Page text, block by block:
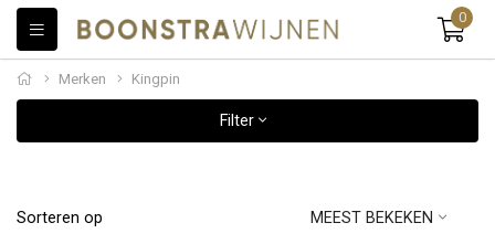
0
Merken Kingpin
Filter
Sorteren op MEEST BEKEKEN